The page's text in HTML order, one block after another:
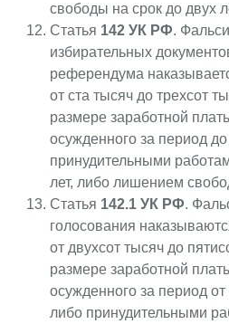
свободы на срок до двух
Статья 142 УК РФ.
избирательных
референдума
от ста тысяч до трехсот
размере заработной
осужденного за период до
принудительными
лет, либо лишением
Статья 142.1 УК РФ.
голосования
от двухсот тысяч до
размере заработной
осужденного за период от
либо принудительными